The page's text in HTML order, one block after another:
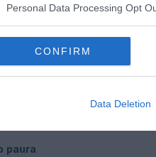
Personal Data Processing Opt
CONFIRM
Data Deletion
Cerri
paura